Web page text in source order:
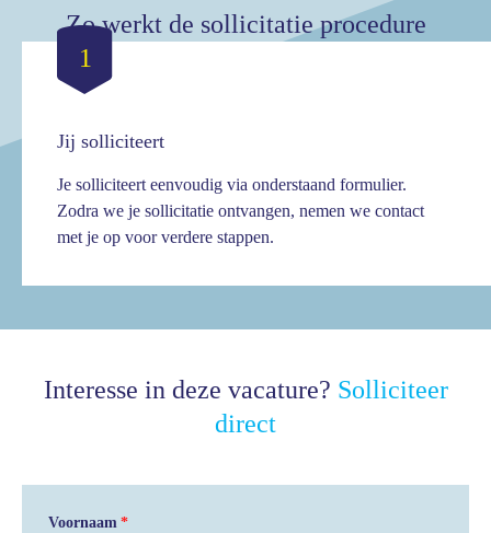
Zo werkt de sollicitatie procedure
1
Jij solliciteert
Je solliciteert eenvoudig via onderstaand formulier.
Zodra we je sollicitatie ontvangen, nemen we contact
met je op voor verdere stappen.
Interesse in deze vacature? Solliciteer
direct
Voornaam